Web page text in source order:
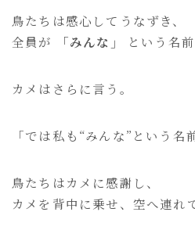
鳥たちは感心してうなずき、
全員が
「みんな」 という名
カメはさらに言う。
「では私も“みんな”という名
鳥たちはカメに感謝し、
カメを背中に乗せ、空へ連れ